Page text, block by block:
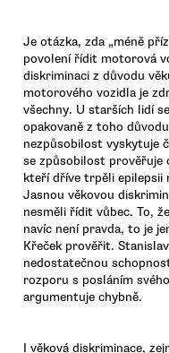
Je otázka, zda „méně
povolení řídit motorová
diskriminaci z důvodu
motorového vozidla je
všechny. U starších lidí
opakovaně z toho
nezpůsobilost vyskytuje
se způsobilost prověřuje
kteří dříve trpěli epilepsii
Jasnou věkovou
nesměli řídit vůbec. To,
navíc není pravda, to je
Křeček prověřit.
nedostatečnou
rozporu s posláním
argumentuje chybně.
I věková diskriminace,